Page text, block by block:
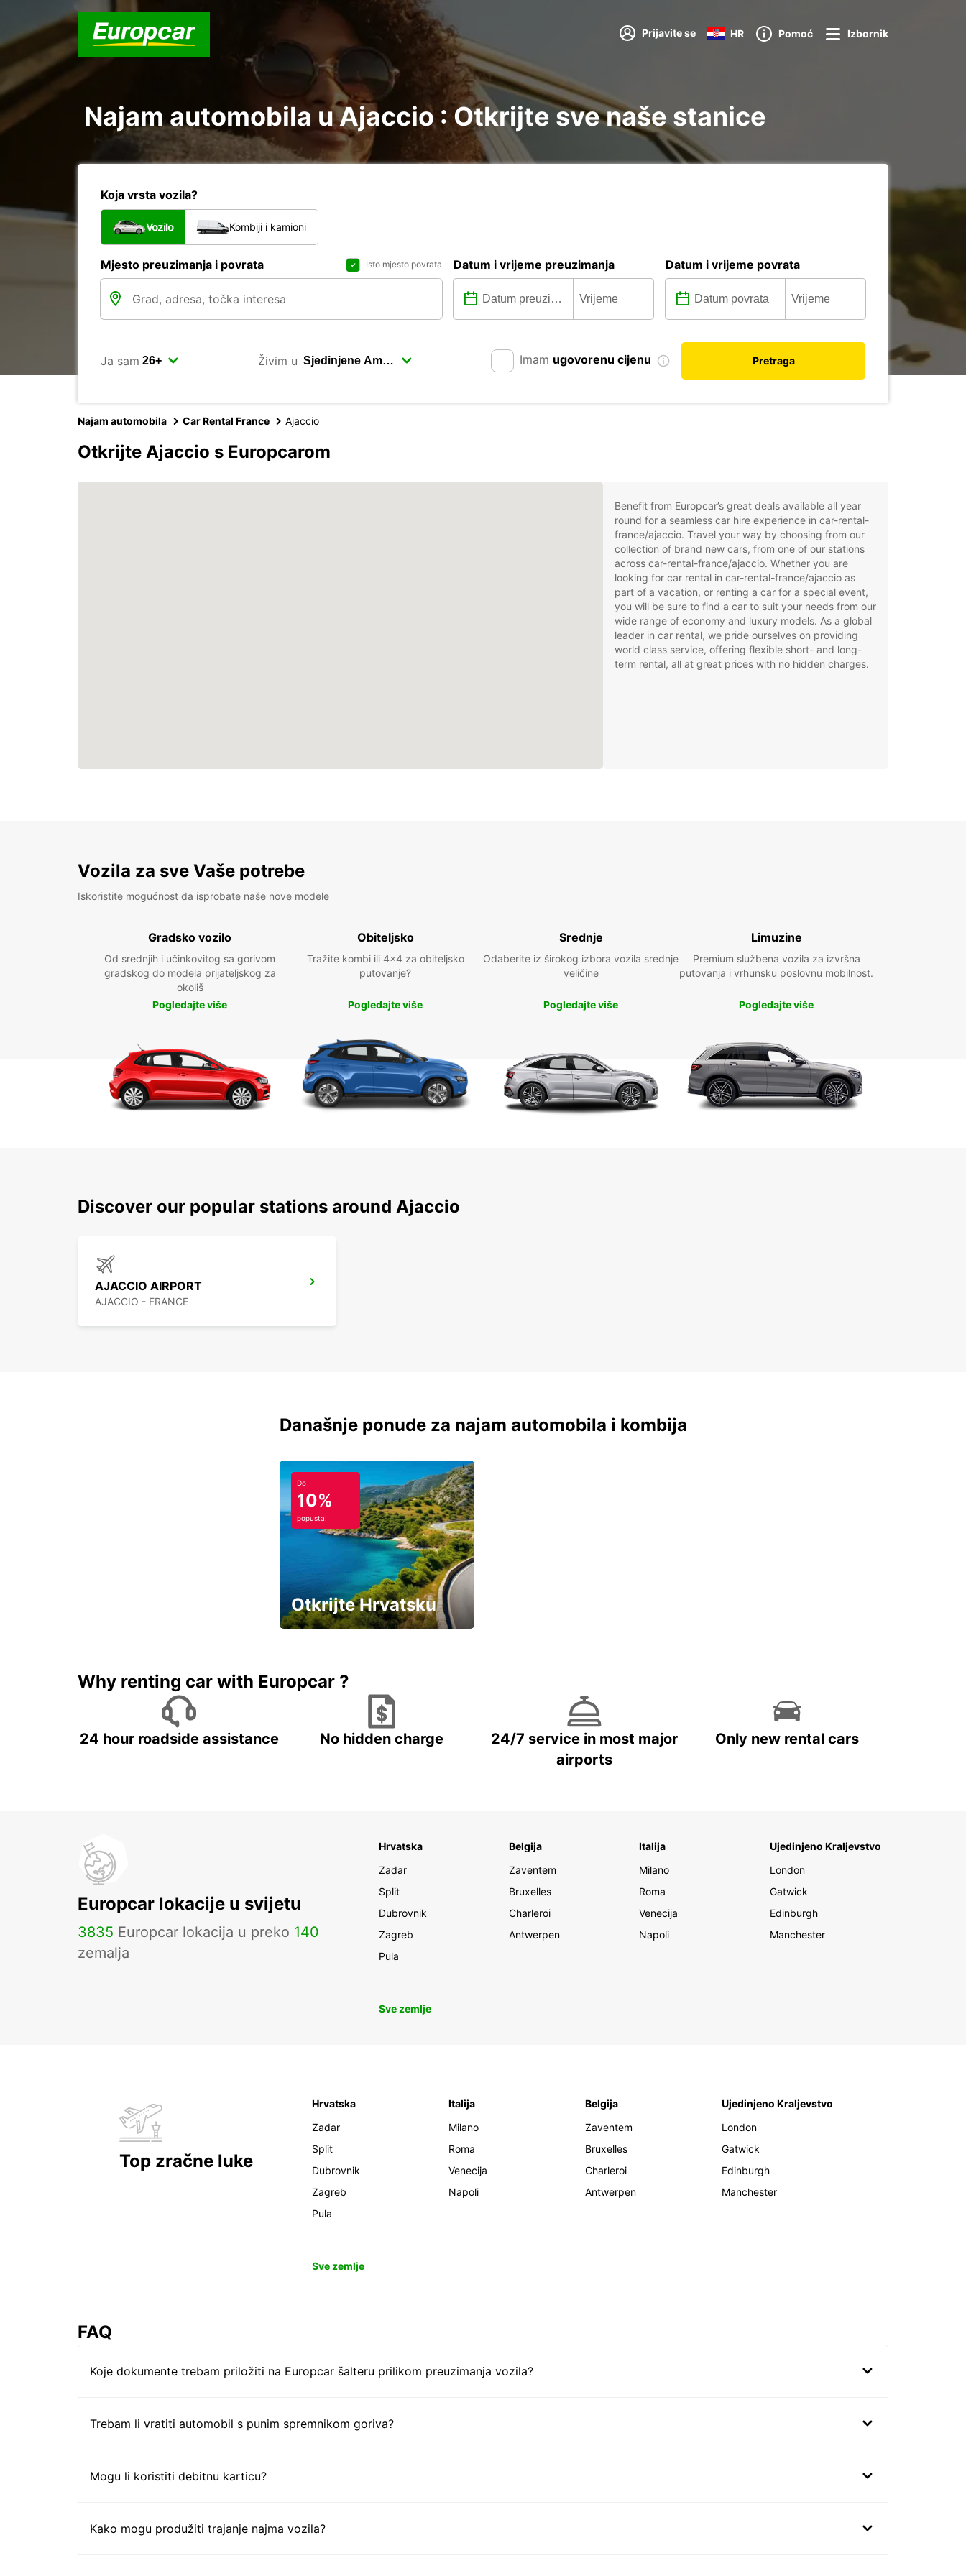
Prijavite se HR Pomoć Izbornik
Najam automobila u Ajaccio : Otkrijte sve naše stanice
Koja vrsta vozila?
Vozilo Kombiji i kamioni
Mjesto preuzimanja i povrata Isto mjesto povrata Datum i vrijeme preuzimanja Datum i vrijeme povrata
Ja sam Živim u Imam ugovorenu cijenu Pretraga
Najam automobila Car Rental France Ajaccio
Otkrijte Ajaccio s Europcarom
Benefit from Europcar’s great deals available all year
round for a seamless car hire experience in car-rental-
france/ajaccio. Travel your way by choosing from our
collection of brand new cars, from one of our stations
across car-rental-france/ajaccio. Whether you are
looking for car rental in car-rental-france/ajaccio as
part of a vacation, or renting a car for a special event,
you will be sure to find a car to suit your needs from our
wide range of economy and luxury models. As a global
leader in car rental, we pride ourselves on providing
world class service, offering flexible short- and long-
term rental, all at great prices with no hidden charges.
Vozila za sve Vaše potrebe
Iskoristite mogućnost da isprobate naše nove modele
Gradsko vozilo
Od srednjih i učinkovitog sa gorivom
gradskog do modela prijateljskog za
okoliš
Pogledajte više
Obiteljsko
Tražite kombi ili 4x4 za obiteljsko
putovanje?
Pogledajte više
Srednje
Odaberite iz širokog izbora vozila srednje
veličine
Pogledajte više
Limuzine
Premium službena vozila za izvršna
putovanja i vrhunsku poslovnu mobilnost.
Pogledajte više
Discover our popular stations around Ajaccio
AJACCIO AIRPORT
AJACCIO - FRANCE
Današnje ponude za najam automobila i kombija
Do
10%
popusta!
Otkrijte Hrvatsku
Why renting car with Europcar ?
24 hour roadside assistance No hidden charge
24/7 service in most major
airports
Only new rental cars
Europcar lokacije u svijetu
3835 Europcar lokacija u preko 140
zemalja
Hrvatska
Zadar
Split
Dubrovnik
Zagreb
Pula
Belgija
Zaventem
Bruxelles
Charleroi
Antwerpen
Italija
Milano
Roma
Venecija
Napoli
Ujedinjeno Kraljevstvo
London
Gatwick
Edinburgh
Manchester
Sve zemlje
Top zračne luke
Hrvatska
Zadar
Split
Dubrovnik
Zagreb
Pula
Italija
Milano
Roma
Venecija
Napoli
Belgija
Zaventem
Bruxelles
Charleroi
Antwerpen
Ujedinjeno Kraljevstvo
London
Gatwick
Edinburgh
Manchester
Sve zemlje
FAQ
Koje dokumente trebam priložiti na Europcar šalteru prilikom preuzimanja vozila?
Trebam li vratiti automobil s punim spremnikom goriva?
Mogu li koristiti debitnu karticu?
Kako mogu produžiti trajanje najma vozila?